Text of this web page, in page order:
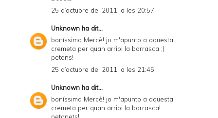
25 d’octubre del 2011, a les 20:57
Unknown ha dit...
boníssima Mercè! jo m'apunto a aquesta
cremeta per quan arribi la borrasca ;)
petons!
25 d’octubre del 2011, a les 21:45
Unknown ha dit...
boníssima Mercè! jo m'apunto a aquesta
cremeta per quan arribi la borrasca!